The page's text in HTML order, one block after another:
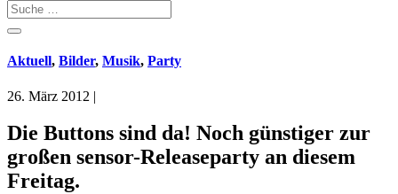
Aktuell, Bilder, Musik, Party
26. März 2012 |
Die Buttons sind da! Noch günstiger zur
großen sensor-Releaseparty an diesem
Freitag.